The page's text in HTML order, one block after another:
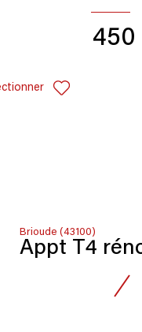
450
Brioude (43100)
Appt T4